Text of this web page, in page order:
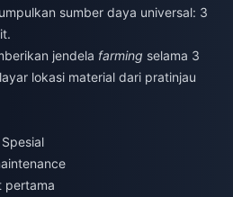
sumber daya universal: 3
jendela farming selama 3
lokasi material dari pratinjau
pertama